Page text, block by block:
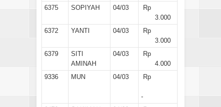
6375
SOPIYAH 04/03
Rp
3.000
6372
YANTI 04/03
Rp
3.000
6379
SITI
AMINAH
04/03
Rp
4.000
9336
MUN 04/03 Rp
-